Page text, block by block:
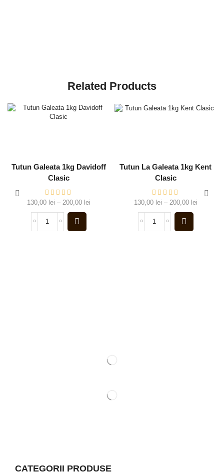
Related Products
Tutun Galeata 1kg Davidoff
Clasic
130,00 lei – 200,00 lei
Tutun La Galeata 1kg Kent
Clasic
130,00 lei – 200,00 lei
CATEGORII PRODUSE